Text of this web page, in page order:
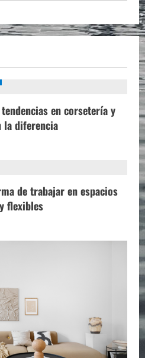
en corsetería y
la diferencia
de trabajar en espacios
flexibles